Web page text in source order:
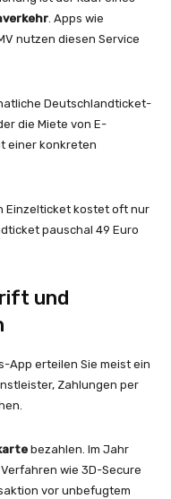
. Apps wie
nutzen diesen Service
Deutschlandticket-
die Miete von E-
einer konkreten
Einzelticket kostet oft nur
pauschal 49 Euro
und
App erteilen Sie meist ein
Zahlungen per
bezahlen. Im Jahr
wie 3D-Secure
vor unbefugtem